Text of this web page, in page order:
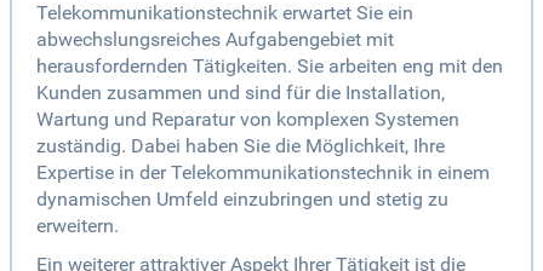
Telekommunikationstechnik erwartet Sie ein
abwechslungsreiches Aufgabengebiet mit
herausfordernden Tätigkeiten. Sie arbeiten eng mit den
Kunden zusammen und sind für die Installation,
Wartung und Reparatur von komplexen Systemen
zuständig. Dabei haben Sie die Möglichkeit, Ihre
Expertise in der Telekommunikationstechnik in einem
dynamischen Umfeld einzubringen und stetig zu
erweitern.
Ein weiterer attraktiver Aspekt Ihrer Tätigkeit ist die